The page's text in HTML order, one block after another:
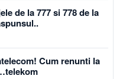
de la 777 si 778 de la
Cum renunti la